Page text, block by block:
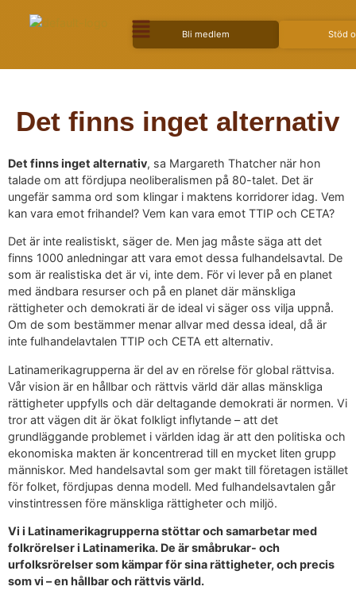
Bli medlem Stöd
Det finns inget alternativ
Det finns inget alternativ, sa Margareth Thatcher när hon
talade om att fördjupa neoliberalismen på 80-talet. Det är
ungefär samma ord som klingar i maktens korridorer idag. Vem
kan vara emot frihandel? Vem kan vara emot TTIP och CETA?
Det är inte realistiskt, säger de. Men jag måste säga att det
finns 1000 anledningar att vara emot dessa fulhandelsavtal. De
som är realistiska det är vi, inte dem. För vi lever på en planet
med ändbara resurser och på en planet där mänskliga
rättigheter och demokrati är de ideal vi säger oss vilja uppnå.
Om de som bestämmer menar allvar med dessa ideal, då är
inte fulhandelavtalen TTIP och CETA ett alternativ.
Latinamerikagrupperna är del av en rörelse för global rättvisa.
Vår vision är en hållbar och rättvis värld där allas mänskliga
rättigheter uppfylls och där deltagande demokrati är normen. Vi
tror att vägen dit är ökat folkligt inflytande – att det
grundläggande problemet i världen idag är att den politiska och
ekonomiska makten är koncentrerad till en mycket liten grupp
människor. Med handelsavtal som ger makt till företagen istället
för folket, fördjupas denna modell. Med fulhandelsavtalen går
vinstintressen före mänskliga rättigheter och miljö.
Vi i Latinamerikagrupperna stöttar och samarbetar med
folkrörelser i Latinamerika. De är småbrukar- och
urfolksrörelser som kämpar för sina rättigheter, och precis
som vi – en hållbar och rättvis värld.